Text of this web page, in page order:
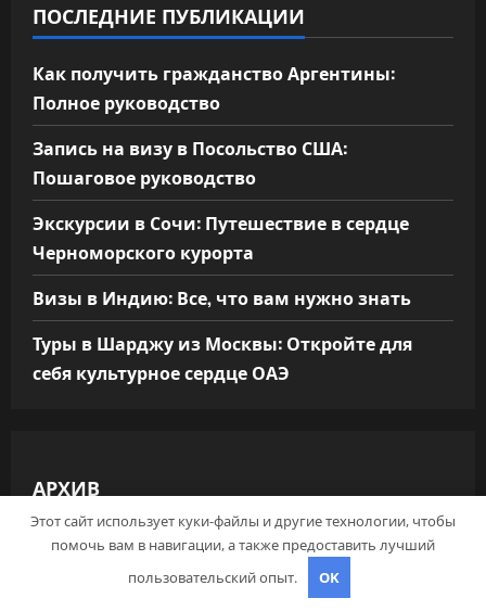
ПОСЛЕДНИЕ ПУБЛИКАЦИИ
Как получить гражданство Аргентины:
Полное руководство
Запись на визу в Посольство США:
Пошаговое руководство
Экскурсии в Сочи: Путешествие в сердце
Черноморского курорта
Визы в Индию: Все, что вам нужно знать
Туры в Шарджу из Москвы: Откройте для
себя культурное сердце ОАЭ
АРХИВ
Май 2026
Этот сайт использует куки-файлы и другие технологии, чтобы
помочь вам в навигации, а также предоставить лучший
пользовательский опыт.
OK